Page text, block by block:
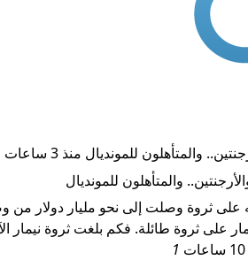
والمتأهلون للمونديال منذ 3 ساعات
ثروة وصلت إلى نحو مليار دولار من
على ثروة طائلة. فكم بلغت ثروة نيمار
1